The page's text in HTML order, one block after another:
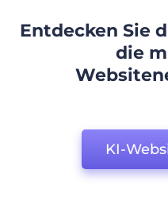
Entdecken Sie
die
KI-